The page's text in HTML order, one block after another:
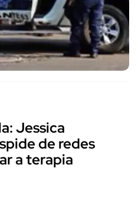
Jessica
de redes
a terapia